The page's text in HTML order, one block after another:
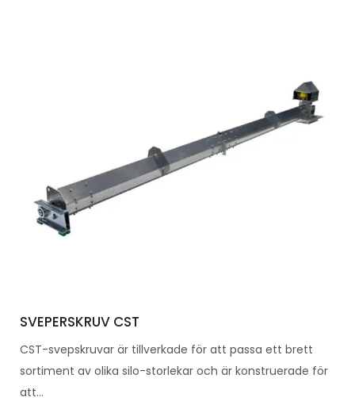
SVEPERSKRUV CST
CST-svepskruvar är tillverkade för att passa ett brett
sortiment av olika silo-storlekar och är konstruerade för
att...